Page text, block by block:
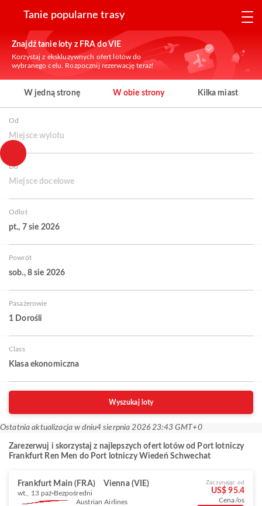
Tanie popularne trasy
Znajdź tanie loty z FRA do VIE
Korzystaj z ekskluzywnych ofert lotów do
wybranego celu. Rozpocznij rezerwację teraz!
W jedną stronę W obie strony Kilka miast
Od
Miejsce wylotu
Do
Miejsce docelowe
Odlot
pt., 7 sie 2026
Powrót
sob., 8 sie 2026
Pasażerowie
1 Dorośli
Class
Klasa ekonomiczna
Wyszukaj loty
Ostatnia aktualizacja w dniu4 sierpnia 2026 23:43 GMT+0
Zarezerwuj i skorzystaj z najlepszych ofert lotów od Port lotniczy
Frankfurt Ren Men do Port lotniczy Wiedeń Schwechat
Frankfurt Main (FRA) Vienna (VIE)
wt., 13 paź Bezpośredni
Austrian Airlines
Zaczynając od
US$ 95.4
Cena/os